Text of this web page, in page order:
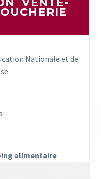
VENTE-
Nationale et de
alimentaire